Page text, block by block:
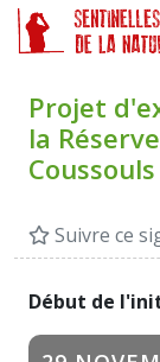
Projet
la
Suivre ce
Début de
Panneau de